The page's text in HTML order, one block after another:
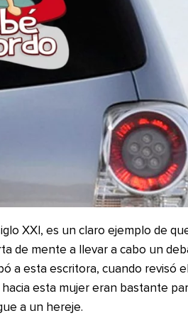
XXI, es un claro ejemplo de
de mente a llevar a cabo un
a esta escritora, cuando revisó
esta mujer eran bastante
a un hereje.